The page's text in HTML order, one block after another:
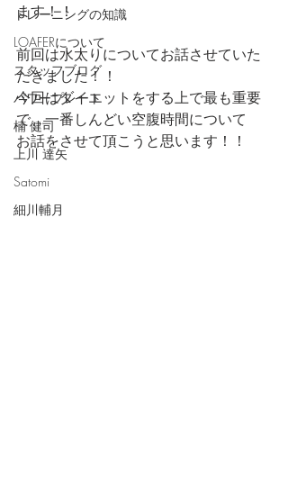
トレーニングの知識
LOAFERについて
スタッフブログ
パワープレート
楠 健司
上川 達矢
Satomi
細川輔月
ます！！
前回は水太りについてお話させていた
だきました！！
今回はダイエットをする上で最も重要
で、一番しんどい空腹時間について
お話をさせて頂こうと思います！！